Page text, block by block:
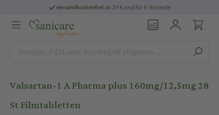
versandkostenfreiab 29 € und für E-Rezepte
Valsartan-1 A Pharma plus 160mg/12,5mg 28
St Filmtabletten